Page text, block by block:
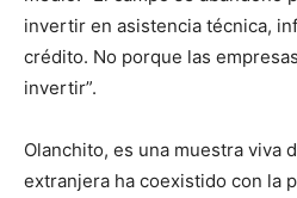
invertir en asistencia técnica,
crédito. No porque las
invertir”.
Olanchito, es una muestra viva
extranjera ha coexistido con la